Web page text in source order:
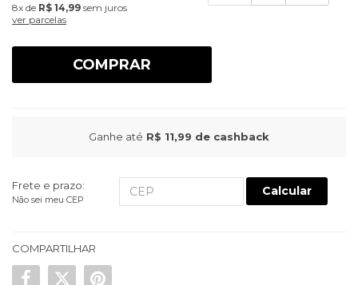
8x de R$ 14,99 sem juros
ver parcelas
COMPRAR
Ganhe até R$ 11,99 de cashback
Frete e prazo:
Não sei meu CEP
Calcular
COMPARTILHAR